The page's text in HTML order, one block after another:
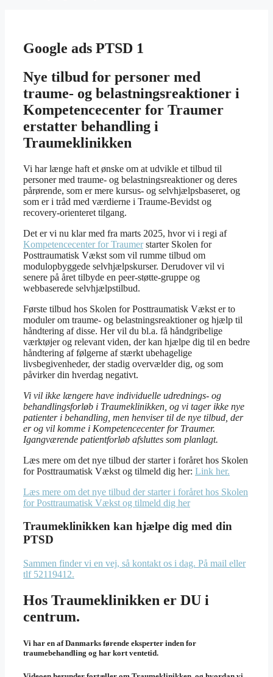
Google ads PTSD 1
Nye tilbud for personer med
traume- og belastningsreaktioner i
Kompetencecenter for Traumer
erstatter behandling i
Traumeklinikken
Vi har længe haft et ønske om at udvikle et tilbud til
personer med traume- og belastningsreaktioner og deres
pårørende, som er mere kursus- og selvhjælpsbaseret, og
som er i tråd med værdierne i Traume-Bevidst og
recovery-orienteret tilgang.
Det er vi nu klar med fra marts 2025, hvor vi i regi af
Kompetencecenter for Traumerstarter Skolen for
Posttraumatisk Vækst som vil rumme tilbud om
modulopbyggede selvhjælpskurser. Derudover vil vi
senere på året tilbyde en peer-støtte-gruppe og
webbaserede selvhjælpstilbud.
Første tilbud hos Skolen for Posttraumatisk Vækst er to
moduler om traume- og belastningsreaktioner og hjælp til
håndtering af disse. Her vil du bl.a. få håndgribelige
værktøjer og relevant viden, der kan hjælpe dig til en bedre
håndtering af følgerne af stærkt ubehagelige
livsbegivenheder, der stadig overvælder dig, og som
påvirker din hverdag negativt.
Vi vil ikke længere have individuelle udrednings- og
behandlingsforløb i Traumeklinikken, og vi tager ikke nye
patienter i behandling, men henviser til de nye tilbud, der
er og vil komme i Kompetencecenter for Traumer.
Igangværende patientforløb afsluttes som planlagt.
Læs mere om det nye tilbud der starter i foråret hos Skolen
for Posttraumatisk Vækst og tilmeld dig her: Link her.
Læs mere om det nye tilbud der starter i foråret hos Skolen
for Posttraumatisk Vækst og tilmeld dig her
Traumeklinikken kan hjælpe dig med din
PTSD
Sammen finder vi en vej, så kontakt os i dag. På mail eller
tlf 52119412.
Hos Traumeklinikken er DU i
centrum.
Vi har en af Danmarks førende eksperter inden for
traumebehandling og har kort ventetid.